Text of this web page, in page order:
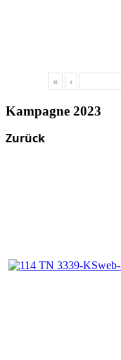
« ‹
Kampagne 2023
Zurück